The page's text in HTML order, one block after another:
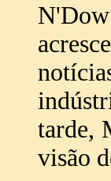
tarde,
visão